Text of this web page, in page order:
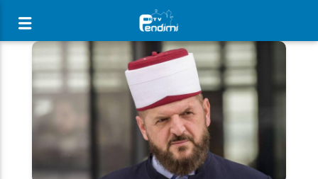
[There are no radio stations in the database]